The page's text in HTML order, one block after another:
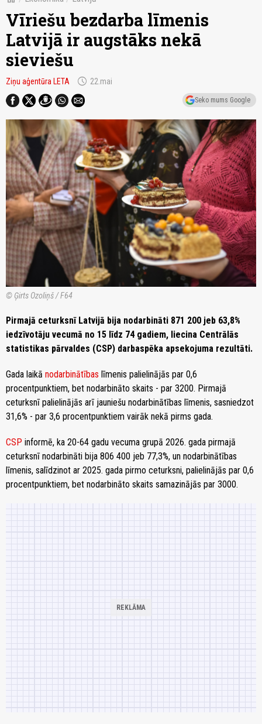
Vīriešu bezdarba līmenis
Latvijā ir augstāks nekā
sieviešu
Ziņu aģentūra LETA schedule 22.mai
Seko mums Google
© Ģirts Ozoliņš / F64
Pirmajā ceturksnī Latvijā bija nodarbināti 871 200 jeb 63,8%
iedzīvotāju vecumā no 15 līdz 74 gadiem, liecina Centrālās
statistikas pārvaldes (CSP) darbaspēka apsekojuma rezultāti.
Gada laikā nodarbinātības līmenis palielinājās par 0,6
procentpunktiem, bet nodarbināto skaits - par 3200. Pirmajā
ceturksnī palielinājās arī jauniešu nodarbinātības līmenis, sasniedzot
31,6% - par 3,6 procentpunktiem vairāk nekā pirms gada.
CSP informē, ka 20-64 gadu vecuma grupā 2026. gada pirmajā
ceturksnī nodarbināti bija 806 400 jeb 77,3%, un nodarbinātības
līmenis, salīdzinot ar 2025. gada pirmo ceturksni, palielinājās par 0,6
procentpunktiem, bet nodarbināto skaits samazinājās par 3000.